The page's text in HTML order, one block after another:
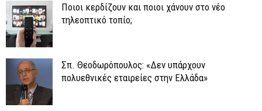
Ποιοι κερδίζουν και ποιοι χάνουν στο νέο
τηλεοπτικό τοπίο;
Σπ. Θεοδωρόπουλος: «Δεν υπάρχουν
πολυεθνικές εταιρείες στην Ελλάδα»